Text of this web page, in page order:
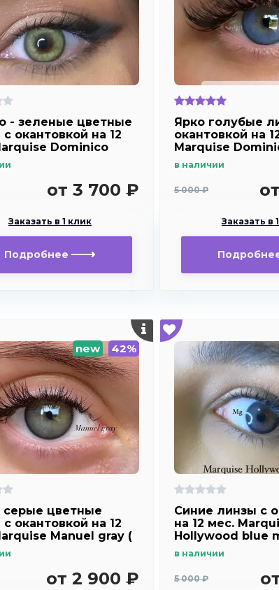
- зеленые цветные
окантовкой на 12
Dominico
от 3 700 ₽
Заказать в 1 клик
Подробнее
Ярко голубые
окантовкой на
Marquise
в наличии
5 000 ₽
Заказать в
new 42%
серые цветные
окантовкой на 12
Manuel gray (
глаз )
от 2 900 ₽
Синие линзы c
на 12 мес.
Hollywood blue
в наличии
5 000 ₽